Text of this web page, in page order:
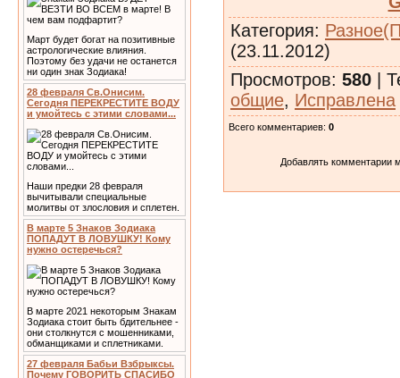
Март будет богат на позитивные
астрологические влияния.
Поэтому без удачи не останется
ни один знак Зодиака!
28 февраля Св.Онисим.
Сегодня ПЕРЕКРЕСТИТЕ ВОДУ
и умойтесь с этими словами...
Наши предки 28 февраля
вычитывали специальные
молитвы от злословия и сплетен.
В марте 5 Знаков Зодиака
ПОПАДУТ В ЛОВУШКУ! Кому
нужно остеречься?
В марте 2021 некоторым Знакам
Зодиака стоит быть бдительнее -
они столкнутся с мошенниками,
обманщиками и сплетниками.
27 февраля Бабьи Взбрыксы.
Почему ГОВОРИТЬ СПАСИБО
Категория:
(23.11.2012)
Просмотров: 580 |
общие, Исправлена
Всего комментариев: 0
Добавлять комментарии